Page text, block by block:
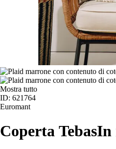
Mostra tutto
ID: 621764
Euromant
Coperta TebasIn